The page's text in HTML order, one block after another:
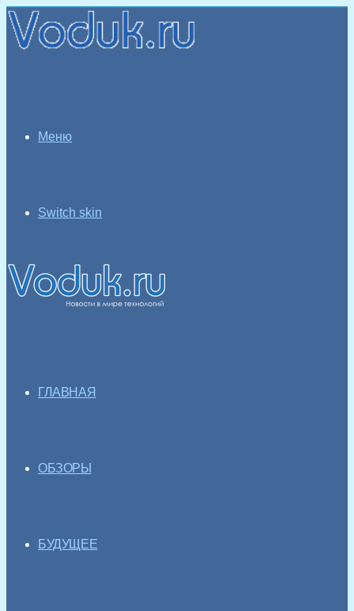
Меню
Switch skin
ГЛАВНАЯ
ОБЗОРЫ
БУДУЩЕЕ